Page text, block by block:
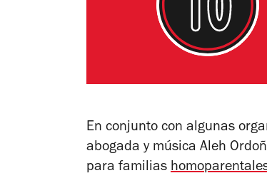
En conjunto con algunas
abogada y música Aleh
para familias